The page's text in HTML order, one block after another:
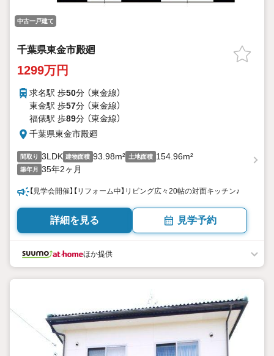
中古一戸建て
千葉県東金市殿廻
1299万円
求名駅 歩50分 （東金線）
東金駅 歩57分 （東金線）
福俵駅 歩89分 （東金線）
千葉県東金市殿廻
間取り 3LDK 建物面積 93.98m² 土地面積 154.96m²
築年月 35年2ヶ月
【見学会開催】【リフォーム中】リビング広々20帖の対面キッチン♪
詳細を見る 見学予約
ほか提供